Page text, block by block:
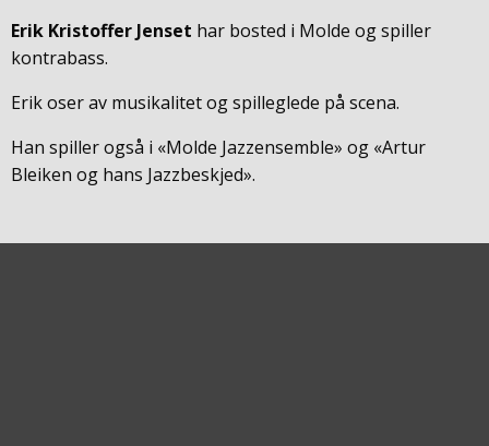
Erik Kristoffer Jenset har bosted i Molde og spiller
kontrabass.
Erik oser av musikalitet og spilleglede på scena.
Han spiller også i «Molde Jazzensemble» og «Artur
Bleiken og hans Jazzbeskjed».